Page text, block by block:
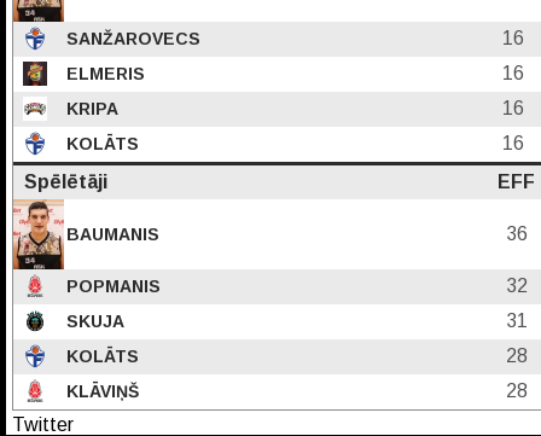
SANŽAROVECS 16
ELMERIS 16
KRIPA 16
KOLĀTS
16
Spēlētāji
EFF
BAUMANIS 36
POPMANIS 32
SKUJA 31
KOLĀTS 28
KLĀVIŅŠ
28
Twitter